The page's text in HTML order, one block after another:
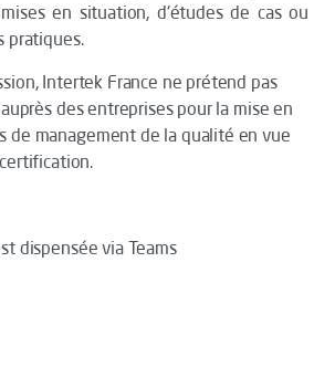
en situation, d'études de cas ou
pratiques.
Intertek France ne prétend pas
des entreprises pour la mise en
de management de la qualité en vue
dispensée via Teams